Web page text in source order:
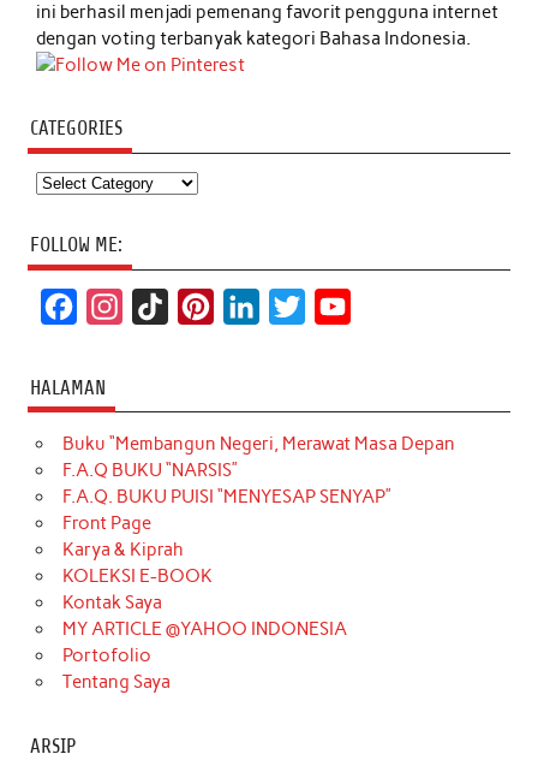
ini berhasil menjadi pemenang favorit pengguna internet
dengan voting terbanyak kategori Bahasa Indonesia.
CATEGORIES
Categories
FOLLOW ME:
c
e
b
o
o
k
t
a
g
r
a
m
T
o
k
t
e
r
k
e
d
t
t
e
T
u
b
HALAMAN
Buku “Membangun Negeri, Merawat Masa Depan
F.A.Q BUKU “NARSIS”
F.A.Q. BUKU PUISI “MENYESAP SENYAP”
Front Page
Karya & Kiprah
KOLEKSI E-BOOK
Kontak Saya
MY ARTICLE @YAHOO INDONESIA
Portofolio
Tentang Saya
ARSIP